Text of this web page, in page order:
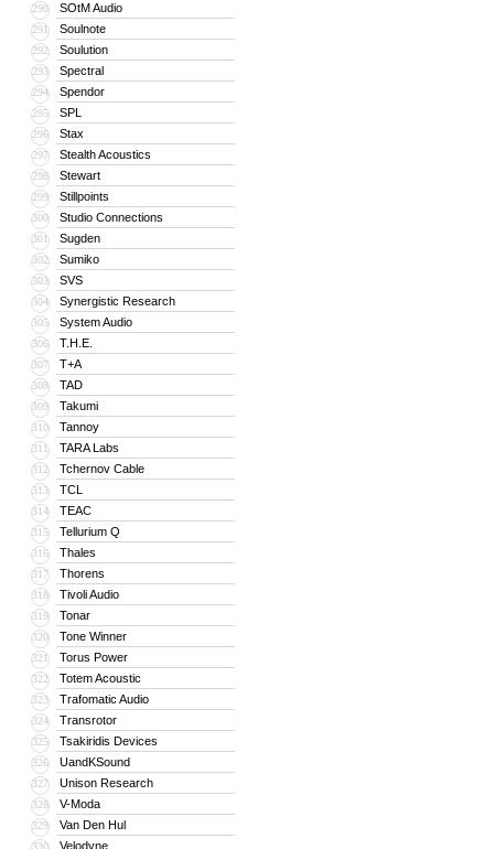
290 SOtM Audio
291 Soulnote
292 Soulution
293 Spectral
294 Spendor
295 SPL
296 Stax
297 Stealth Acoustics
298 Stewart
299 Stillpoints
300 Studio Connections
301 Sugden
302 Sumiko
303 SVS
304 Synergistic Research
305 System Audio
306 T.H.E.
307 T+A
308 TAD
309 Takumi
310 Tannoy
311 TARA Labs
312 Tchernov Cable
313 TCL
314 TEAC
315 Tellurium Q
316 Thales
317 Thorens
318 Tivoli Audio
319 Tonar
320 Tone Winner
321 Torus Power
322 Totem Acoustic
323 Trafomatic Audio
324 Transrotor
325 Tsakiridis Devices
326 UandKSound
327 Unison Research
328 V-Moda
329 Van Den Hul
330 Velodyne